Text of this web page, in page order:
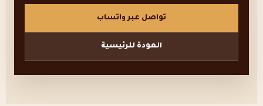
تواصل عبر واتساب
العودة للرئيسية